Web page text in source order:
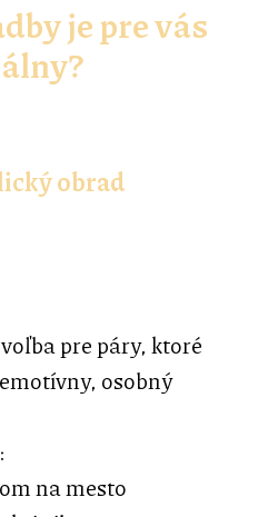
je pre vás
obrad
pre páry, ktoré
osobný
na mesto